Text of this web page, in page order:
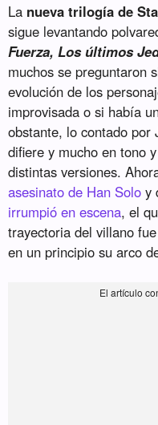
La nueva trilogía de
sigue levantando
Fuerza, Los últimos
muchos se preguntaron
evolución de los
improvisada o si había
obstante, lo contado por
difiere y mucho en tono
distintas versiones.
asesinato de Han Solo y
irrumpió en escena, el
trayectoria del villano
en un principio su arco